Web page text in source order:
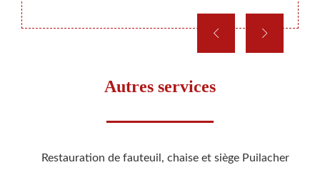
Autres services
Restauration de fauteuil, chaise et siège Puilacher